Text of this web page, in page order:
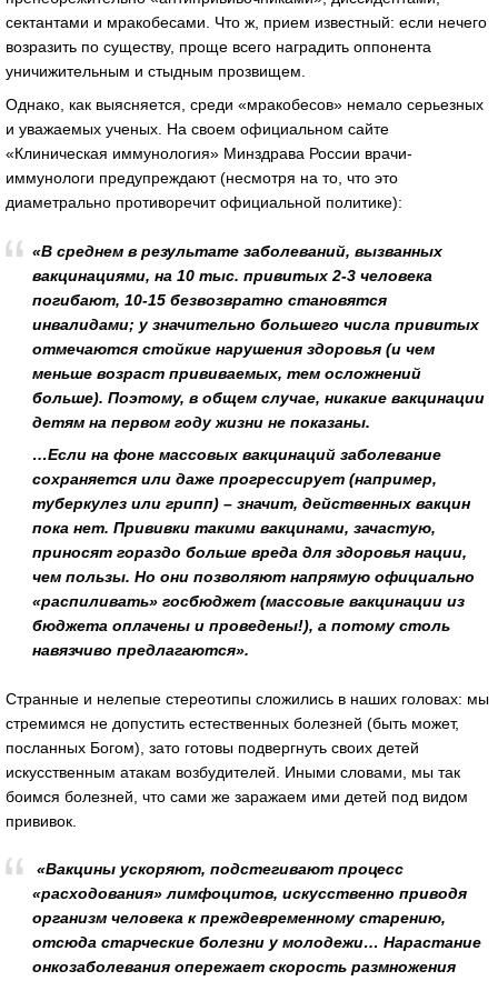
сектантами и мракобесами. Что ж, прием известный: если нечего
возразить по существу, проще всего наградить оппонента
уничижительным и стыдным прозвищем.
Однако, как выясняется, среди «мракобесов» немало серьезных
и уважаемых ученых. На своем официальном сайте
«Клиническая иммунология» Минздрава России врачи-
иммунологи предупреждают (несмотря на то, что это
диаметрально противоречит официальной политике):
«В среднем в результате заболеваний, вызванных
вакцинациями, на 10 тыс. привитых 2-3 человека
погибают, 10-15 безвозвратно становятся
инвалидами; у значительно большего числа привитых
отмечаются стойкие нарушения здоровья (и чем
меньше возраст прививаемых, тем осложнений
больше). Поэтому, в общем случае, никакие вакцинации
детям на первом году жизни не показаны.
…Если на фоне массовых вакцинаций заболевание
сохраняется или даже прогрессирует (например,
туберкулез или грипп) – значит, действенных вакцин
пока нет. Прививки такими вакцинами, зачастую,
приносят гораздо больше вреда для здоровья нации,
чем пользы. Но они позволяют напрямую официально
«распиливать» госбюджет (массовые вакцинации из
бюджета оплачены и проведены!), а потому столь
навязчиво предлагаются».
Странные и нелепые стереотипы сложились в наших головах: мы
стремимся не допустить естественных болезней (быть может,
посланных Богом), зато готовы подвергнуть своих детей
искусственным атакам возбудителей. Иными словами, мы так
боимся болезней, что сами же заражаем ими детей под видом
прививок.
«Вакцины ускоряют, подстегивают процесс
«расходования» лимфоцитов, искусственно приводя
организм человека к преждевременному старению,
отсюда старческие болезни у молодежи… Нарастание
онкозаболевания опережает скорость размножения